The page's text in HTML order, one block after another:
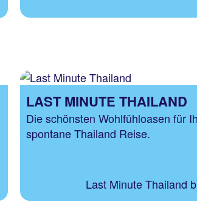
LAST MINUTE THAILAND
Die schönsten Wohlfühloasen für
spontane Thailand Reise.
Last Minute Thailand